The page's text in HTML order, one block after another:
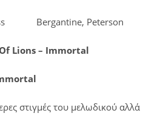
Bergantine, Peterson
Lions – Immortal
στιγμές του μελωδικού αλλά